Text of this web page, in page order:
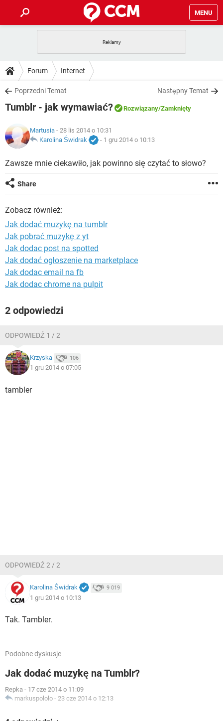
MENU
GRY
SPOTIFY
INSTAGRAM FACEBOOK
PORADY
PlayStation
INSTAGRAM
WINDOWS 10
DO POBRANIA
ANDROID TIKTOK
IOS NETFLIX
FACEBOOK
COVID-19
GRY
SPOTIFY NETFLIX
INSTAGRAM
ARTYKUŁY
TIKTOK
INSTAGRAM
WINDOWS 10
Forum Internet
Poprzedni Temat Następny Temat
Tumblr - jak wymawiać? Rozwiązany/Zamknięty
Martusia - 28 lis 2014 o 10:31
Karolina Świdrak
- 1 gru 2014 o 10:13
Zawsze mnie ciekawiło, jak powinno się czytać to słowo?
Share
Zobacz również:
Jak dodać muzykę na tumblr
Jak pobrać muzykę z yt
Jak dodac post na spotted
Jak dodać ogłoszenie na marketplace
Jak dodac email na fb
Jak dodac chrome na pulpit
2 odpowiedzi
ODPOWIEDŹ 1 / 2
Krzyska 106
1 gru 2014 o 07:05
tambler
ODPOWIEDŹ 2 / 2
Karolina Świdrak 9 019
1 gru 2014 o 10:13
Tak. Tambler.
Podobne dyskusje
Jak dodać muzykę na Tumblr?
Repka - 17 cze 2014 o 11:09
markuspololo - 23 cze 2014 o 12:13